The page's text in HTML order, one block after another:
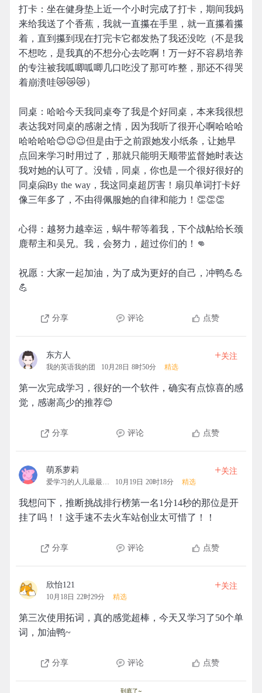
打卡：坐在健身垫上近一个小时完成了打卡，期间我妈
来给我送了个香蕉，我就一直攥在手里，就一直攥着攥
着，直到攥到现在打完卡它都发热了我还没吃（不是我
不想吃，是我真的不想分心去吃啊！万一好不容易培养
的专注被我呱唧呱唧几口吃没了那可咋整，那还不得哭
着崩溃哇😿😿😿）
同桌：哈哈今天我同桌夸了我是个好同桌，本来我很想
表达我对同桌的感谢之情，因为我听了很开心啊哈哈哈
哈哈哈哈😊😉😉但是由于之前跟她发小纸条，让她早
点回来学习时用过了，那就只能明天顺带监督她时表达
我对她的认可了。没错，同桌，你也是一个很好很好的
同桌🤗By the way，我这同桌超厉害！扇贝单词打卡好
像三年多了，不由得佩服她的自律和能力！👏👏👏
心得：越努力越幸运，蜗牛帮等着我，下个战帖给长颈
鹿帮主和吴兄。我，会努力，超过你们的！👊
祝愿：大家一起加油，为了成为更好的自己，冲鸭💪💪
💪
分享 评论 点赞
东方人
我的英语我的团 10月28日 8时50分 精选
+关注
第一次完成学习，很好的一个软件，确实有点惊喜的感
觉，感谢高少的推荐😊
分享 评论 点赞
萌系萝莉
爱学习的人儿最最可爱 10月19日 20时18分 精选
+关注
我想问下，推断挑战排行榜第一名1分14秒的那位是开
挂了吗！！这手速不去火车站创业太可惜了！！
分享 评论 点赞
欣怡121
10月18日 22时29分 精选
+关注
第三次使用拓词，真的感觉超棒，今天又学习了50个单
词，加油鸭~
分享 评论 点赞
到底了~